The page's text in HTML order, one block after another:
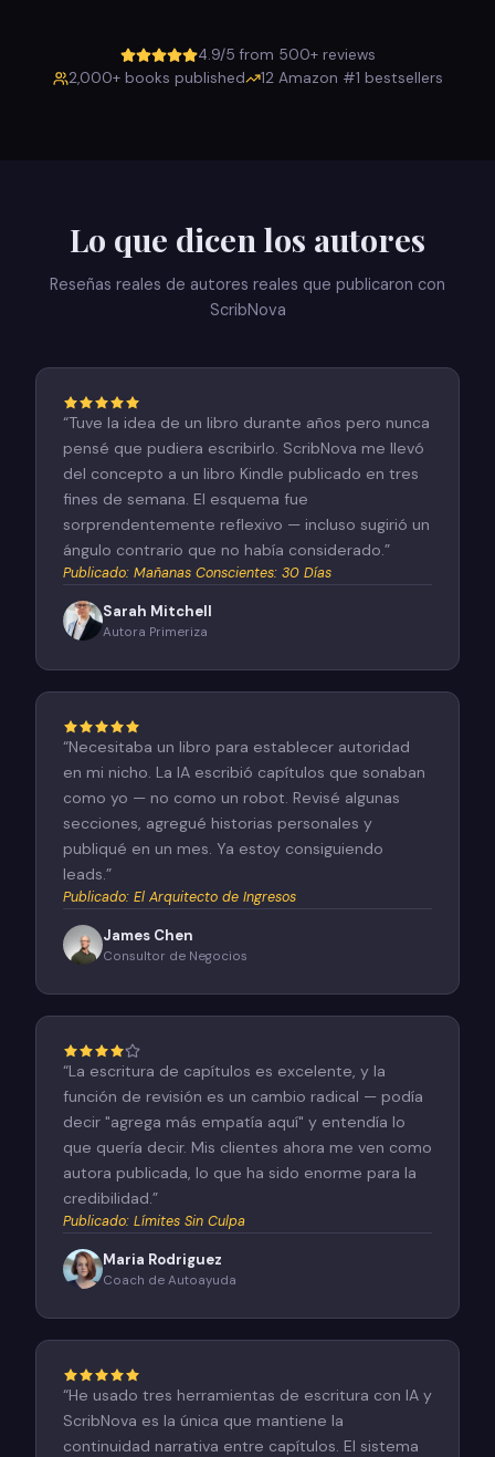
4.9/5 from 500+ reviews
2,000+ books published
12 Amazon #1 bestsellers
Lo que dicen los autores
Reseñas reales de autores reales que publicaron con
ScribNova
“Tuve la idea de un libro durante años pero nunca
pensé que pudiera escribirlo. ScribNova me llevó
del concepto a un libro Kindle publicado en tres
fines de semana. El esquema fue
sorprendentemente reflexivo — incluso sugirió un
ángulo contrario que no había considerado.”
Publicado: Mañanas Conscientes: 30 Días
Sarah Mitchell
Autora Primeriza
“Necesitaba un libro para establecer autoridad
en mi nicho. La IA escribió capítulos que sonaban
como yo — no como un robot. Revisé algunas
secciones, agregué historias personales y
publiqué en un mes. Ya estoy consiguiendo
leads.”
Publicado: El Arquitecto de Ingresos
James Chen
Consultor de Negocios
“La escritura de capítulos es excelente, y la
función de revisión es un cambio radical — podía
decir "agrega más empatía aquí" y entendía lo
que quería decir. Mis clientes ahora me ven como
autora publicada, lo que ha sido enorme para la
credibilidad.”
Publicado: Límites Sin Culpa
Maria Rodriguez
Coach de Autoayuda
“He usado tres herramientas de escritura con IA y
ScribNova es la única que mantiene la
continuidad narrativa entre capítulos. El sistema